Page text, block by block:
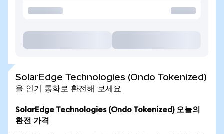
SolarEdge Technologies (Ondo Tokenized)
을 인기 통화로 환전해 보세요
SolarEdge Technologies (Ondo Tokenized) 오늘의
환전 가격